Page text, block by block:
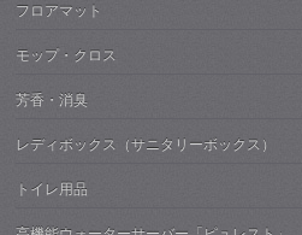
フロアマット
モップ・クロス
芳香・消臭
レディボックス（サニタリーボックス）
トイレ用品